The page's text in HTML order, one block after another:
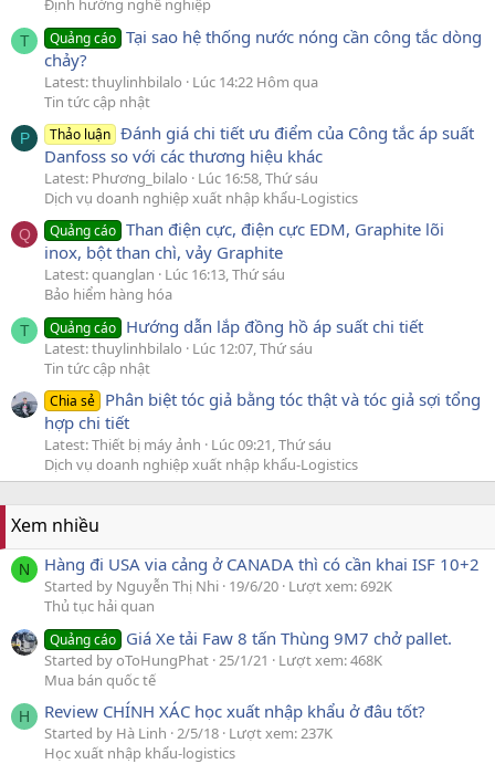
Định hướng nghề nghiệp
T Quảng cáo Tại sao hệ thống nước nóng cần công tắc dòng
chảy?
Latest: thuylinhbilalo
Lúc 14:22 Hôm qua
Tin tức cập nhật
P Thảo luận Đánh giá chi tiết ưu điểm của Công tắc áp suất
Danfoss so với các thương hiệu khác
Latest: Phương_bilalo
Lúc 16:58, Thứ sáu
Dịch vụ doanh nghiệp xuất nhập khẩu-Logistics
Q Quảng cáo Than điện cực, điện cực EDM, Graphite lõi
inox, bột than chì, vảy Graphite
Latest: quanglan
Lúc 16:13, Thứ sáu
Bảo hiểm hàng hóa
T Quảng cáo Hướng dẫn lắp đồng hồ áp suất chi tiết
Latest: thuylinhbilalo
Lúc 12:07, Thứ sáu
Tin tức cập nhật
Chia sẻ Phân biệt tóc giả bằng tóc thật và tóc giả sợi tổng
hợp chi tiết
Latest: Thiết bị máy ảnh
Lúc 09:21, Thứ sáu
Dịch vụ doanh nghiệp xuất nhập khẩu-Logistics
Xem nhiều
N Hàng đi USA via cảng ở CANADA thì có cần khai ISF 10+2
Started by Nguyễn Thị Nhi 19/6/20 Lượt xem: 692K
Thủ tục hải quan
Quảng cáo Giá Xe tải Faw 8 tấn Thùng 9M7 chở pallet.
Started by oToHungPhat 25/1/21
Lượt xem: 468K
Mua bán quốc tế
H Review CHÍNH XÁC học xuất nhập khẩu ở đâu tốt?
Started by Hà Linh 2/5/18 Lượt xem: 237K
Học xuất nhập khẩu-logistics